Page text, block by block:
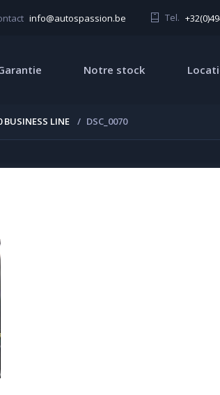
info@autospassion.be Tel.
Notre stock
BUSINESS LINE DSC_0070